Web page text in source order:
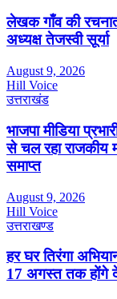
लेखक गाँव की
अध्यक्ष तेजस्वी सूर्या
August 9, 2026
Hill Voice
उत्तराखंड
भाजपा मीडिया
से चल रहा राजकीय
समाप्त
August 9, 2026
Hill Voice
उत्तराखण्ड
हर घर तिरंगा
17 अगस्त तक होंगे